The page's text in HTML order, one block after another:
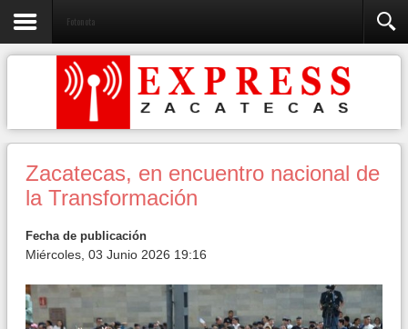
Fotonota
Zacatecas, en encuentro nacional de
la Transformación
Fecha de publicación
Miércoles, 03 Junio 2026 19:16